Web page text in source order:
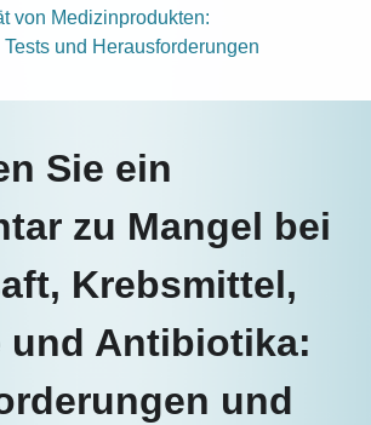
von Medizinprodukten:
und Herausforderungen
Sie ein
zu Mangel bei
Krebsmittel,
und Antibiotika:
und